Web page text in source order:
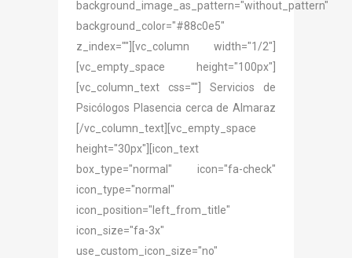
background_image_as_pattern="without_pattern"
background_color="#88c0e5"
z_index=""][vc_column width="1/2"]
[vc_empty_space height="100px"]
[vc_column_text css=""] Servicios de
Psicólogos Plasencia cerca de Almaraz
[/vc_column_text][vc_empty_space
height="30px"][icon_text
box_type="normal" icon="fa-check"
icon_type="normal"
icon_position="left_from_title"
icon_size="fa-3x"
use_custom_icon_size="no"